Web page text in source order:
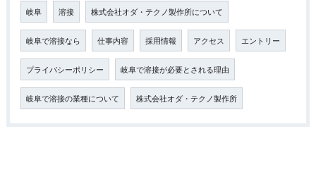
岐阜 溶接 株式会社オダ・テクノ製作所について
岐阜で溶接なら 仕事内容 採用情報 アクセス エントリー
プライバシーポリシー 岐阜で溶接が必要とされる理由
岐阜で溶接の業種について 株式会社オダ・テクノ製作所